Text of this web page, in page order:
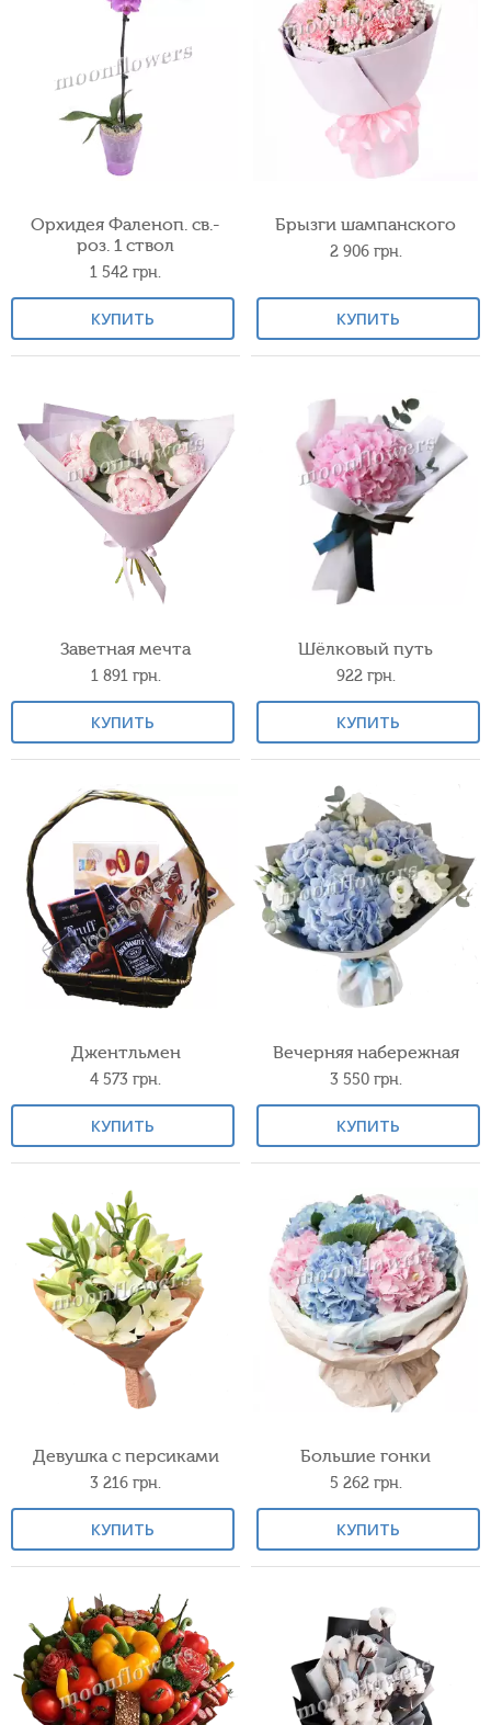
Орхидея Фаленоп. св.-
роз. 1 ствол
1 542 грн.
КУПИТЬ
Брызги шампанского
2 906 грн.
КУПИТЬ
Заветная мечта
1 891 грн.
КУПИТЬ
Шёлковый путь
922 грн.
КУПИТЬ
Джентльмен
4 573 грн.
КУПИТЬ
Вечерняя набережная
3 550 грн.
КУПИТЬ
Девушка с персиками
3 216 грн.
КУПИТЬ
Большие гонки
5 262 грн.
КУПИТЬ